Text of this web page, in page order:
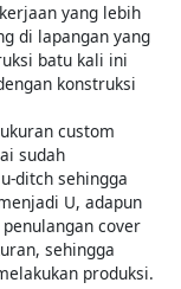
yang lebih
di lapangan yang
batu kali ini
konstruksi
custom
sudah
ditch sehingga
U, adapun
cover
sehingga
produksi.